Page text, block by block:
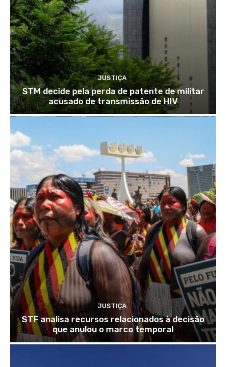
JUSTIÇA
STM decide pela perda de patente de militar
acusado de transmissão de HIV
JUSTIÇA
STF analisa recursos relacionados à decisão
que anulou o marco temporal